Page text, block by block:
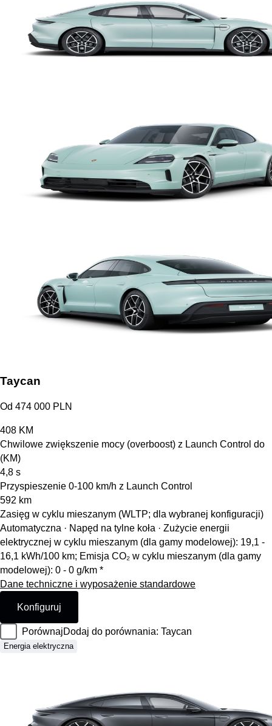
Taycan
Od 474 000 PLN
408 KM
Chwilowe zwiększenie mocy (overboost) z Launch Control do
(KM)
4,8 s
Przyspieszenie 0-100 km/h z Launch Control
592 km
Zasięg w cyklu mieszanym (WLTP; dla wybranej konfiguracji)
Automatyczna · Napęd na tylne koła · Zużycie energii
elektrycznej w cyklu mieszanym (dla gamy modelowej): 19,1 -
16,1 kWh/100 km; Emisja CO₂ w cyklu mieszanym (dla gamy
modelowej): 0 - 0 g/km *
Dane techniczne i wyposażenie standardowe
Konfiguruj
PorównajDodaj do porównania: Taycan
Energia elektryczna